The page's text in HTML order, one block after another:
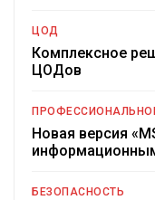
ЦОД
Комплексное
ЦОДов
Новая версия
БЕЗОПАСНОСТЬ